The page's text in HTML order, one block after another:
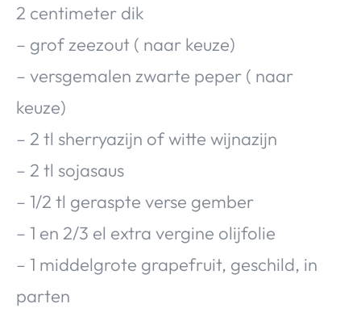
2 centimeter dik
– grof zeezout ( naar keuze)
– versgemalen zwarte peper ( naar
keuze)
– 2 tl sherryazijn of witte wijnazijn
– 2 tl sojasaus
– 1/2 tl geraspte verse gember
– 1 en 2/3 el extra vergine olijfolie
– 1 middelgrote grapefruit, geschild, in
parten